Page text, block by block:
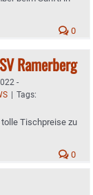
0
Ramerberg
-
| Tags:
Tischpreise zu
0